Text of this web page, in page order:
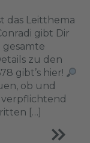
das Leitthema
gibt Dir
gesamte
zu den
gibt’s hier!
ob und
verpflichtend
[…]